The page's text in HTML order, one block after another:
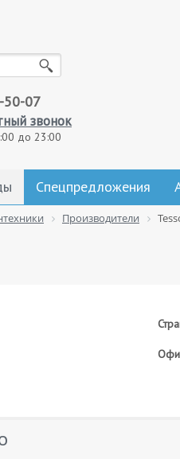
50-07
звонок
до 23:00
Спецпредложения
Производители